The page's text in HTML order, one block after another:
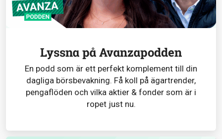
Lyssna på Avanzapodden
En podd som är ett perfekt komplement till din
dagliga börsbevakning. Få koll på ägartrender,
pengaflöden och vilka aktier & fonder som är i
ropet just nu.